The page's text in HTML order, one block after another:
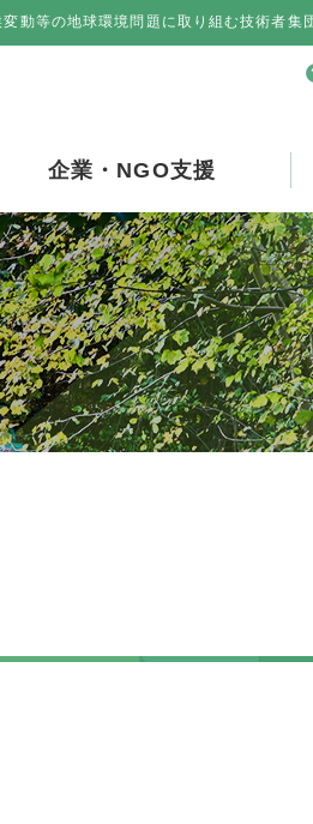
動等の地球環境問題に取り組む技術者集
企業・NGO支援